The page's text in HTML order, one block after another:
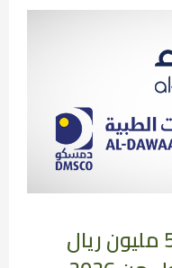
“الدواء” تقرر توزيع 53.55 مليون ريال